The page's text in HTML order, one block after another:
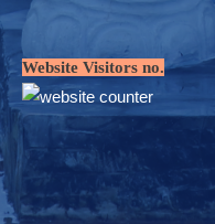
Website Visitors no.